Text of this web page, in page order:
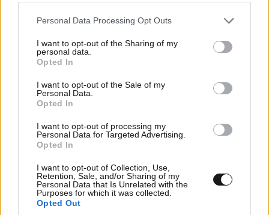
Please note that this website/app uses one or more Google
not limited to your visit or usage behaviour. You may click to
grant or deny consent to Google and its third-party tags to
use your data for below specified purposes in below Google
consent section.
Personal Data Processing Opt Outs
I want to opt-out of the Sharing of my
personal data.
Opted In
I want to opt-out of the Sale of my
Personal Data.
Opted In
I want to opt-out of processing my
Personal Data for Targeted Advertising.
Opted In
I want to opt-out of Collection, Use,
Retention, Sale, and/or Sharing of my
Personal Data that Is Unrelated with the
Purposes for which it was collected.
Opted Out
ΣΧΌΛΙΑ ΑΝΑΓΝΩΣΤΏΝ
ΠΡΟΣΘΕΣΤΕ ΤΟ ΣΧΟΛΙΟ ΣΑΣ